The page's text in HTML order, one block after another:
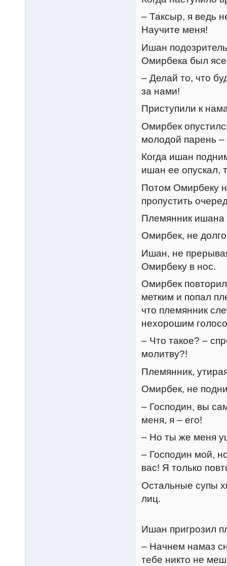
– Таксыр, я ведь
Научите меня!
Ишан
Омирбека был
– Делай то, что
за нами!
Приступили к
Омирбек
молодой парень
Когда ишан
ишан ее опускал,
Потом Омирбеку
пропустить
Племянник ишана
Омирбек, не
Ишан, не
Омирбеку в нос.
Омирбек
метким и попал
что племянник
нехорошим
– Что такое? –
молитву?!
Племянник,
Омирбек, не
– Господин, вы
меня, я – его!
– Но ты же меня
– Господин мой,
вас! Я только
Остальные супы
лиц.
Ишан пригрозил
– Начнем намаз
тебе никто не